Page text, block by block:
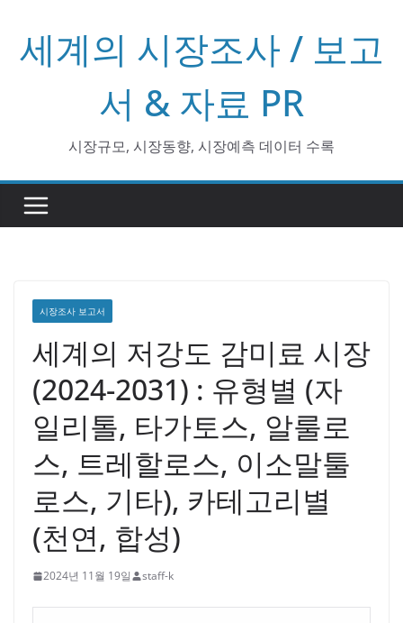
기
세계의 시장조사 / 보고
서 & 자료 PR
시장규모, 시장동향, 시장예측 데이터 수록
시장조사 보고서
세계의 저강도 감미료 시장
(2024-2031) : 유형별 (자
일리톨, 타가토스, 알룰로
스, 트레할로스, 이소말툴
로스, 기타), 카테고리별
(천연, 합성)
2024년 11월 19일 staff-k